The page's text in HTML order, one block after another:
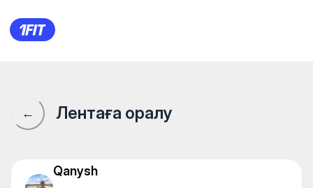
These photos are from this
← Лентаға оралу
Qanysh